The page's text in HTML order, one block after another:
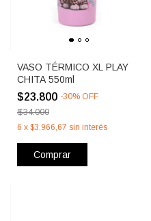
VASO TÉRMICO XL PLAY
CHITA 550ml
$23.800 -30% OFF
$34.000
6 x $3.966,67 sin interés
Comprar